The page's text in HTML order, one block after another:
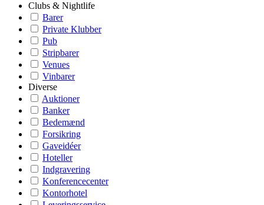
Clubs & Nightlife
Barer
Private Klubber
Pub
Stripbarer
Venues
Vinbarer
Diverse
Auktioner
Banker
Bedemænd
Forsikring
Gaveidéer
Hoteller
Indgravering
Konferencecenter
Kontorhotel